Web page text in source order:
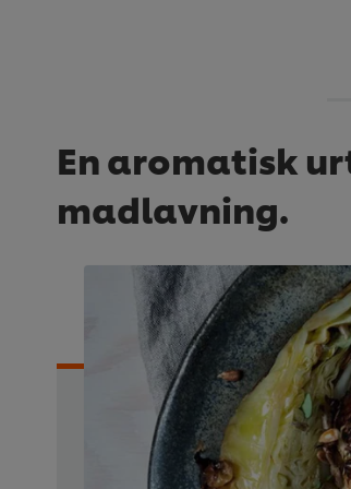
En aromatisk
madlavning.